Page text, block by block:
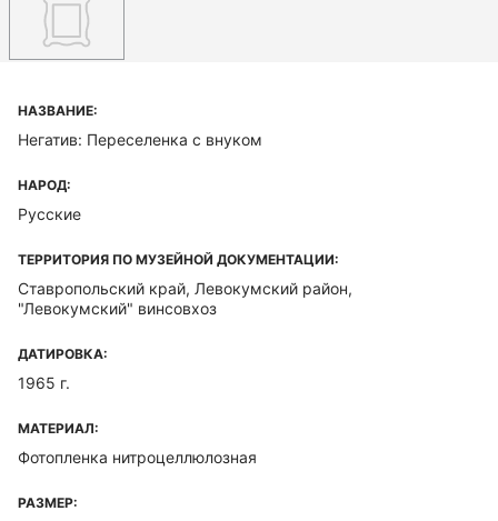
НАЗВАНИЕ:
Негатив: Переселенка с внуком
НАРОД:
Русские
ТЕРРИТОРИЯ ПО МУЗЕЙНОЙ ДОКУМЕНТАЦИИ:
Ставропольский край, Левокумский район,
"Левокумский" винсовхоз
ДАТИРОВКА:
1965 г.
МАТЕРИАЛ:
Фотопленка нитроцеллюлозная
РАЗМЕР: